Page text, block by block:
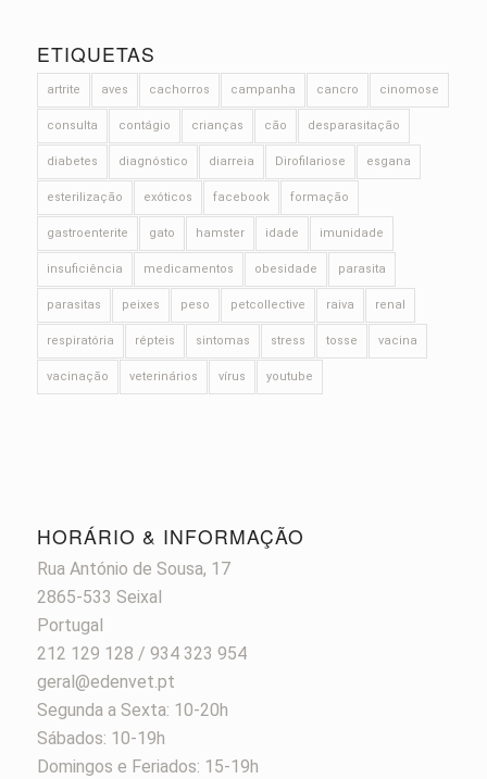
ETIQUETAS
artrite aves cachorros campanha cancro cinomose
consulta contágio crianças cão desparasitação
diabetes diagnóstico diarreia Dirofilariose esgana
esterilização exóticos facebook formação
gastroenterite gato hamster idade imunidade
insuficiência medicamentos obesidade parasita
parasitas peixes peso petcollective raiva renal
respiratória répteis sintomas stress tosse vacina
vacinação veterinários vírus youtube
HORÁRIO & INFORMAÇÃO
Rua António de Sousa, 17
2865-533 Seixal
Portugal
212 129 128 / 934 323 954
geral@edenvet.pt
Segunda a Sexta: 10-20h
Sábados: 10-19h
Domingos e Feriados: 15-19h